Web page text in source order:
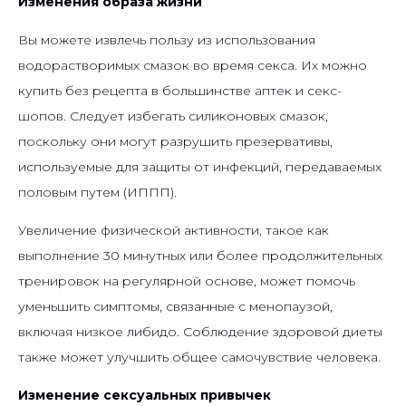
Вы можете извлечь пользу из использования
водорастворимых смазок во время секса. Их можно
купить без рецепта в большинстве аптек и секс-
шопов. Следует избегать силиконовых смазок,
поскольку они могут разрушить презервативы,
используемые для защиты от инфекций, передаваемых
половым путем (ИППП).
Увеличение физической активности, такое как
выполнение 30 минутных или более продолжительных
тренировок на регулярной основе, может помочь
уменьшить симптомы, связанные с менопаузой,
включая низкое либидо. Соблюдение здоровой диеты
также может улучшить общее самочувствие человека.
Изменение сексуальных привычек